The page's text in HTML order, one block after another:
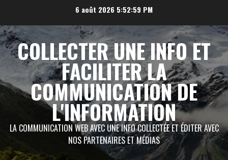
contenu
6 août 20265:53:01 PM
COLLECTER UNE INFO ET
FACILITER LA
COMMUNICATION DE
L'INFORMATION
LA COMMUNICATION WEB AVEC UNE INFO COLLECTÉE ET ÉDITER AVEC
NOS PARTENAIRES ET MÉDIAS